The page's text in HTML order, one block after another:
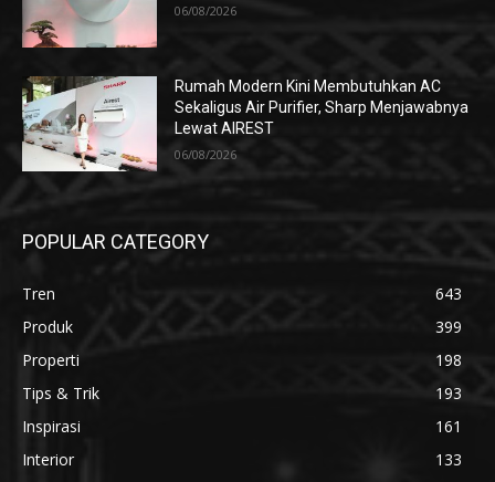
06/08/2026
Rumah Modern Kini Membutuhkan AC
Sekaligus Air Purifier, Sharp Menjawabnya
Lewat AIREST
06/08/2026
POPULAR CATEGORY
Tren
643
Produk
399
Properti
198
Tips & Trik
193
Inspirasi
161
Interior
133